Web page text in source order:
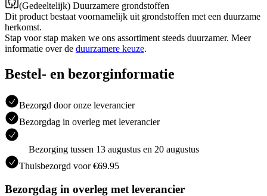
(Gedeeltelijk) Duurzamere grondstoffen
Dit product bestaat voornamelijk uit grondstoffen met een duurzame
herkomst.
Stap voor stap maken we ons assortiment steeds duurzamer. Meer
informatie over de duurzamere keuze.
Bestel- en bezorginformatie
Bezorgd door onze leverancier
Bezorgdag in overleg met leverancier
Bezorging tussen 13 augustus en 20 augustus
Thuisbezorgd voor €69.95
Bezorgdag in overleg met leverancier